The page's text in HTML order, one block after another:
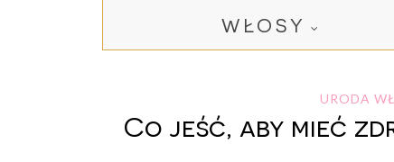
WŁOSY
URODA
Co jeść, aby mieć